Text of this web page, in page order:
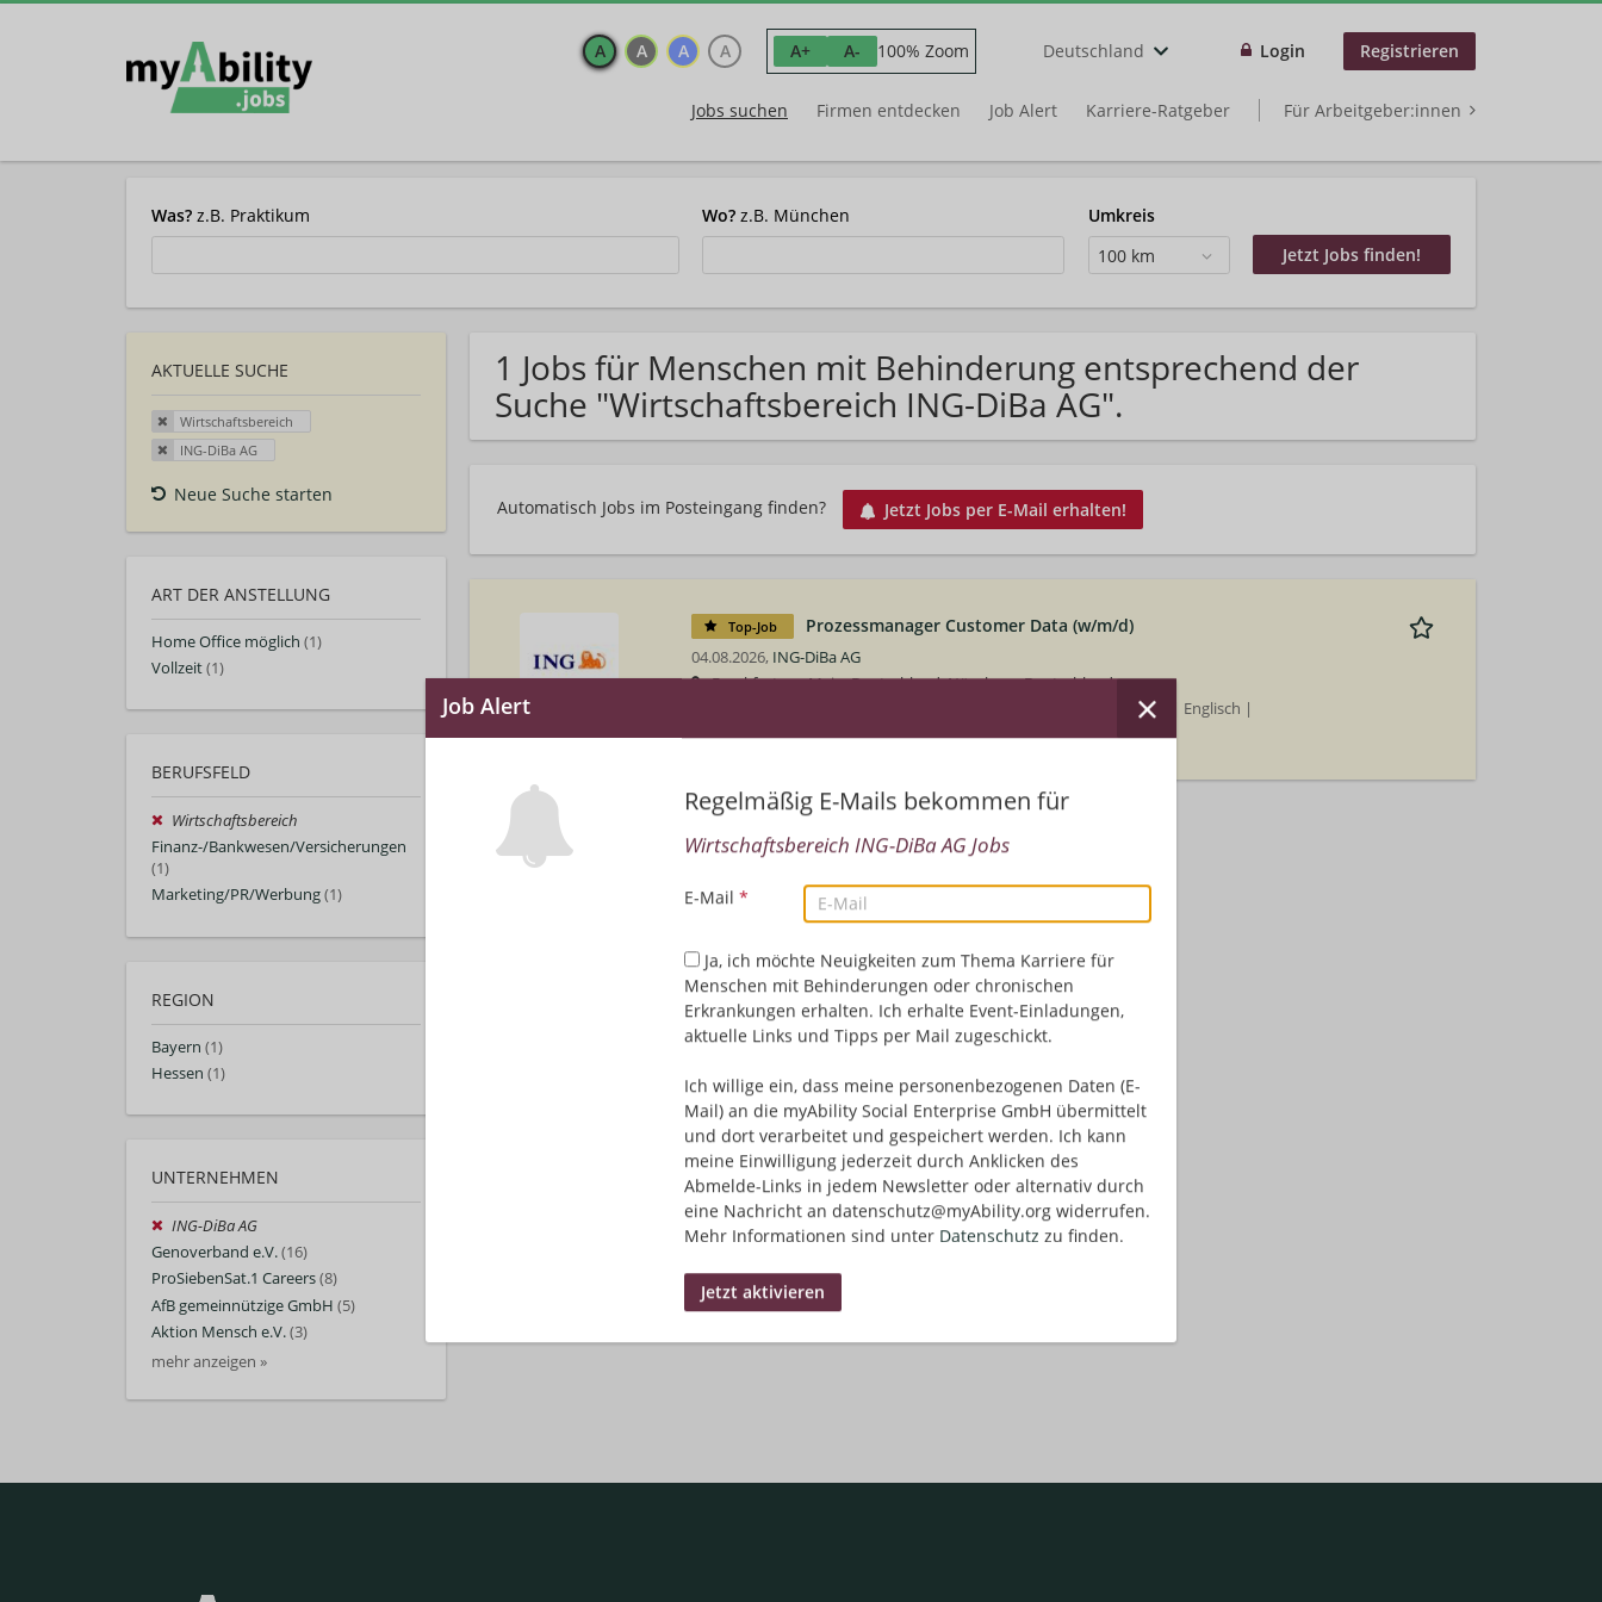
A A A A A+ A- 100% Zoom Deutschland Login Registrieren
Jobs suchen Firmen entdecken Job Alert Karriere-Ratgeber Für Arbeitgeber:innen
Was? z.B. Praktikum Wo? z.B. München
Umkreis
100 km
AKTUELLE SUCHE
Wirtschaftsbereich
ING-DiBa AG
Neue Suche starten
ART DER ANSTELLUNG
Home Office möglich (1)
Vollzeit(1)
BERUFSFELD
Wirtschaftsbereich
Finanz-/Bankwesen/Versicherungen
(1)
Marketing/PR/Werbung(1)
REGION
Bayern (1)
Hessen (1)
UNTERNEHMEN
ING-DiBa AG
Genoverband e.V.(16)
ProSiebenSat.1 Careers(8)
AfB gemeinnützige GmbH (5)
Aktion Mensch e.V.(3)
mehr anzeigen »
1 Jobs für Menschen mit Behinderung entsprechend der
Suche "Wirtschaftsbereich ING-DiBa AG".
Automatisch Jobs im Posteingang finden? Jetzt Jobs per E-Mail erhalten!
Regelmäßig E-Mails bekommen für
Wirtschaftsbereich ING-DiBa AG Jobs
E-Mail *
Ja, ich möchte Neuigkeiten zum Thema Karriere für
Menschen mit Behinderungen oder chronischen
Erkrankungen erhalten. Ich erhalte Event-Einladungen,
aktuelle Links und Tipps per Mail zugeschickt.
Ich willige ein, dass meine personenbezogenen Daten (E-
Mail) an die myAbility Social Enterprise GmbH übermittelt
und dort verarbeitet und gespeichert werden. Ich kann
meine Einwilligung jederzeit durch Anklicken des
Abmelde-Links in jedem Newsletter oder alternativ durch
eine Nachricht an datenschutz@myAbility.org widerrufen.
Mehr Informationen sind unter Datenschutz zu finden.
Top-Job Prozessmanager Customer Data (w/m/d)
04.08.2026, ING-DiBa AG
Frankfurt am Main, Deutschland, Nürnberg, Deutschland
Finanz-/Bankwesen/Versicherungen | Wirtschaftsbereich | Deutsch | Englisch |
Projektmanagement